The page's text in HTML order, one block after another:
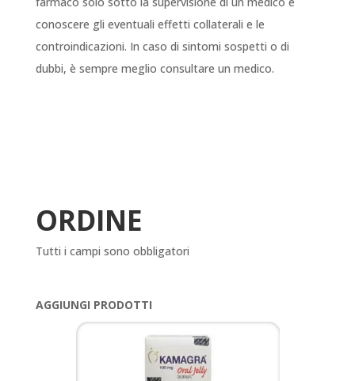
conoscere gli eventuali effetti collaterali e le
controindicazioni. In caso di sintomi sospetti o di
dubbi, è sempre meglio consultare un medico.
ORDINE
Tutti i campi sono obbligatori
AGGIUNGI PRODOTTI